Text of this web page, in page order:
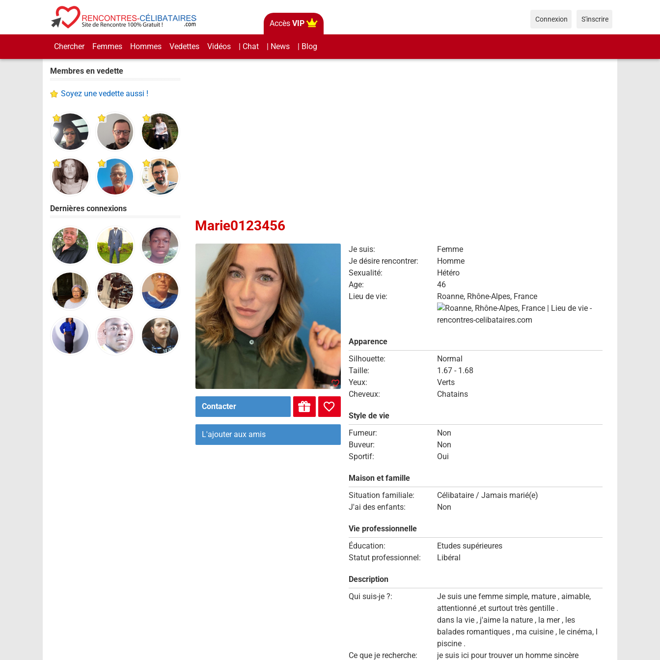
Accès VIP
Chercher Femmes Hommes Vedettes Vidéos | Chat | News | Blog
Connexion S'inscrire
Membres en vedette
Soyez une vedette aussi !
Dernières connexions
Marie0123456
Contacter
L'ajouter aux amis
Je suis:
Femme
Je désire rencontrer:
Homme
Sexualité:
Hétéro
Age:
46
Lieu de vie:
Roanne, Rhône-Alpes, France
Apparence
Silhouette:
Normal
Taille:
1.67 - 1.68
Yeux:
Verts
Cheveux:
Chatains
Style de vie
Fumeur:
Non
Buveur:
Non
Sportif:
Oui
Maison et famille
Situation familiale:
Célibataire / Jamais marié(e)
J'ai des enfants:
Non
Vie professionnelle
Éducation:
Etudes supérieures
Statut professionnel:
Libéral
Description
Qui suis-je ?:
Je suis une femme simple, mature , aimable,
attentionné ,et surtout très gentille .
dans la vie , j'aime la nature , la mer , les
balades romantiques , ma cuisine , le cinéma, l
piscine .
Ce que je recherche:
je suis ici pour trouver un homme sincère